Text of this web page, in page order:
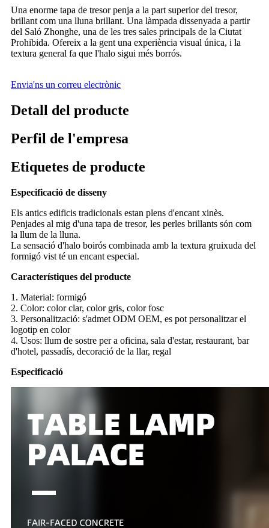
Una enorme tapa de tresor penja a la part superior del tresor,
brillant com una lluna brillant. Una làmpada dissenyada a partir
del Saló Zhonghe, una de les tres sales principals de la Ciutat
Prohibida. Ofereix a la gent una experiència visual única, i la
textura general fa que l'halo sigui més borrós.
Envia'ns un correu electrònic
Detall del producte
Perfil de l'empresa
Etiquetes de producte
Especificació de disseny
Els antics edificis tradicionals estan plens d'encant xinès.
Penjades al mig d'una tapa de tresor, les perles brillants són com
la llum de la lluna.
La sensació d'halo boirós combinada amb la textura gruixuda del
formigó vist té un encant especial.
Característiques del producte
1. Material: formigó
2. Color: color clar, color gris, color fosc
3. Personalització: s'admet ODM OEM, es pot personalitzar el
logotip en color
4. Usos: llum de sostre per a oficina, sala d'estar, restaurant, bar
d'hotel, passadís, decoració de la llar, regal
Especificació